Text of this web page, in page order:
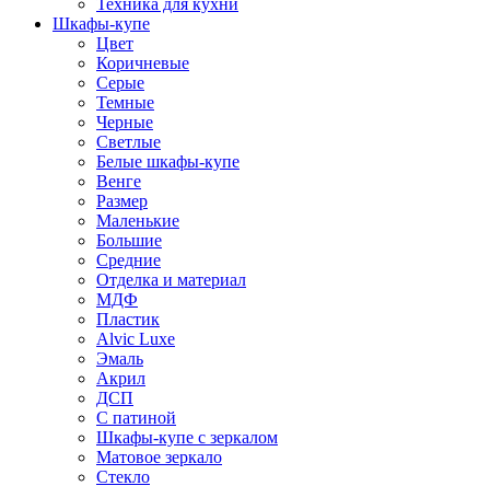
Техника для кухни
Шкафы-купе
Цвет
Коричневые
Серые
Темные
Черные
Светлые
Белые шкафы-купе
Венге
Размер
Маленькие
Большие
Средние
Отделка и материал
МДФ
Пластик
Alvic Luxe
Эмаль
Акрил
ДСП
С патиной
Шкафы-купе с зеркалом
Матовое зеркало
Стекло